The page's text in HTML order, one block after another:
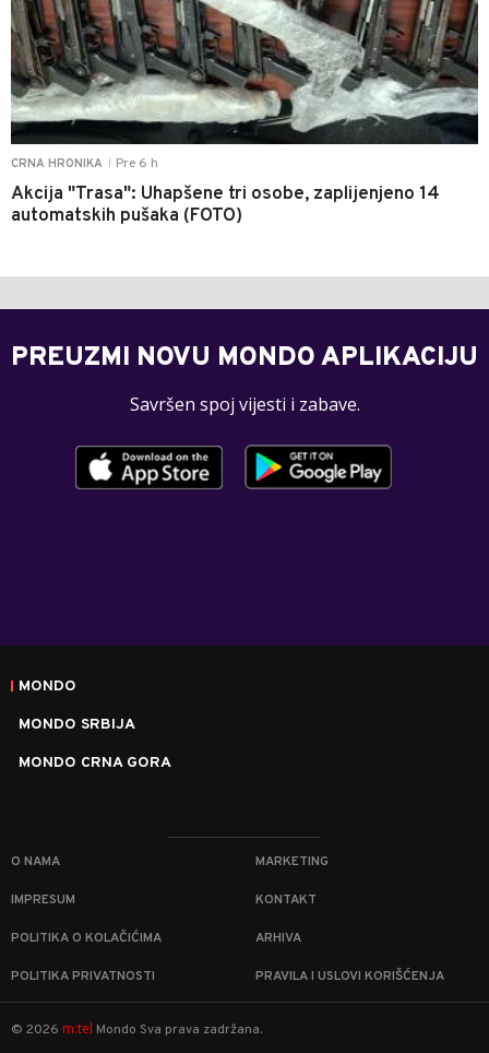
CRNA HRONIKA Pre 6 h
Akcija "Trasa": Uhapšene tri osobe, zaplijenjeno 14
automatskih pušaka (FOTO)
PREUZMI NOVU MONDO APLIKACIJU
Savršen spoj vijesti i zabave.
MONDO
MONDO SRBIJA
MONDO CRNA GORA
O NAMA MARKETING
IMPRESUM KONTAKT
POLITIKA O KOLAČIĆIMA ARHIVA
POLITIKA PRIVATNOSTI PRAVILA I USLOVI KORIŠĆENJA
© 2026 m:tel Mondo Sva prava zadržana.